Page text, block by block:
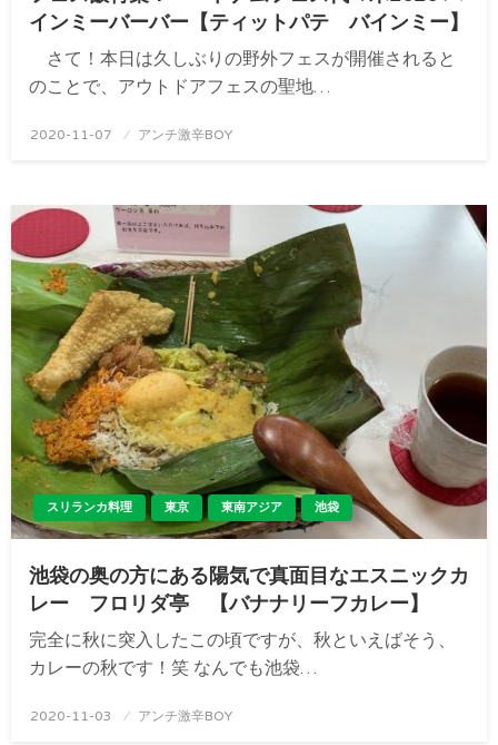
インミーバーバー【ティットパテ バインミー】
さて！本日は久しぶりの野外フェスが開催されると
のことで、アウトドアフェスの聖地…
投
2020-11-07 アンチ激辛BOY
スリランカ料理 東京 東南アジア 池袋
池袋の奥の方にある陽気で真面目なエスニックカ
レー フロリダ亭 【バナナリーフカレー】
完全に秋に突入したこの頃ですが、秋といえばそう、
カレーの秋です！笑 なんでも池袋…
投
2020-11-03 アンチ激辛BOY